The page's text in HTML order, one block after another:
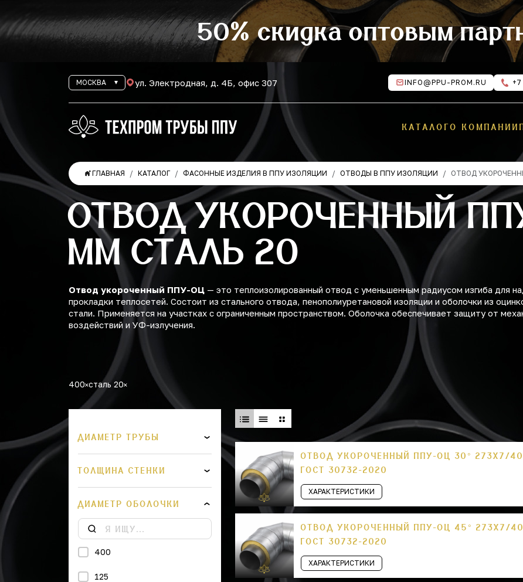
50% скидка оптовым
МОСКВА ул. Электродная, д. 4Б, офис 307 INFO@PPU-PROM.RU
КАТАЛОГО КОМПАНИИ
ГЛАВНАЯ КАТАЛОГ ФАСОННЫЕ ИЗДЕЛИЯ В ППУ ИЗОЛЯЦИИ ОТВОДЫ В ППУ ИЗОЛЯЦИИ ОТВОД
ОТВОД УКОРОЧЕННЫЙ
ММ СТАЛЬ 20
Отвод укороченный ППУ-ОЦ — это теплоизолированный отвод с уменьшенным радиусом изгиба для
прокладки теплосетей. Состоит из стального отвода, пенополиуретановой изоляции и оболочки из
стали. Применяется на участках с ограниченным пространством. Оболочка обеспечивает защиту от
воздействий и УФ-излучения.
400 сталь 20
ДИАМЕТР ТРУБЫ
ТОЛЩИНА СТЕНКИ
ДИАМЕТР ОБОЛОЧКИ
400
125
ОТВОД УКОРОЧЕННЫЙ ППУ-ОЦ 30° 273Х7/
ГОСТ 30732-2020
ХАРАКТЕРИСТИКИ
ОТВОД УКОРОЧЕННЫЙ ППУ-ОЦ 45° 273Х7/
ГОСТ 30732-2020
ХАРАКТЕРИСТИКИ